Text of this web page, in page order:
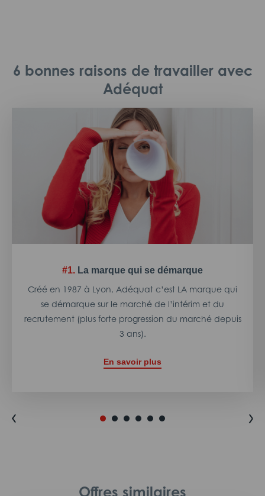
6 bonnes raisons de travailler avec
Adéquat
#1. La marque qui se démarque
Créé en 1987 à Lyon, Adéquat c’est LA marque qui
se démarque sur le marché de l’intérim et du
recrutement (plus forte progression du marché depuis
3 ans).
En savoir plus
Offres similaires